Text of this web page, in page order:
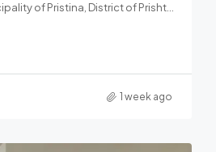
Mati 1, Matiqan, Municipality of Pristina, District of Prishtina, 10000, Kosovo
1 week ago